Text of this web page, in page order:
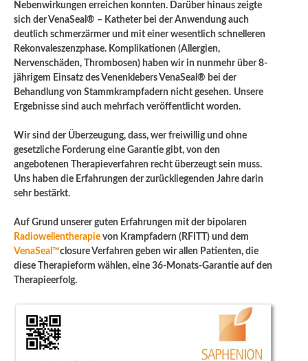
Nebenwirkungen erreichen konnten. Darüber hinaus zeigte
sich der VenaSeal® – Katheter bei der Anwendung auch
deutlich schmerzärmer und mit einer wesentlich schnelleren
Rekonvaleszenzphase. Komplikationen (Allergien,
Nervenschäden, Thrombosen) haben wir in nunmehr über 8-
jährigem Einsatz des Venenklebers VenaSeal® bei der
Behandlung von Stammkrampfadern nicht gesehen. Unsere
Ergebnisse sind auch mehrfach veröffentlicht worden.
Wir sind der Überzeugung, dass, wer freiwillig und ohne
gesetzliche Forderung eine Garantie gibt, von den
angebotenen Therapieverfahren recht überzeugt sein muss.
Uns haben die Erfahrungen der zurückliegenden Jahre darin
sehr bestärkt.
Auf Grund unserer guten Erfahrungen mit der bipolaren
Radiowellentherapie von Krampfadern (RFITT) und dem
VenaSeal™closure Verfahren geben wir allen Patienten, die
diese Therapieform wählen, eine 36-Monats-Garantie auf den
Therapieerfolg.